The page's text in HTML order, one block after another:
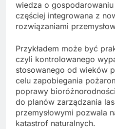
wiedza o
częściej integrowana z
rozwiązaniami
Przykładem może być
czyli kontrolowanego
stosowanego od wieków
celu zapobiegania
poprawy
do planów zarządzania
przemysłowymi pozwala
katastrof naturalnych.